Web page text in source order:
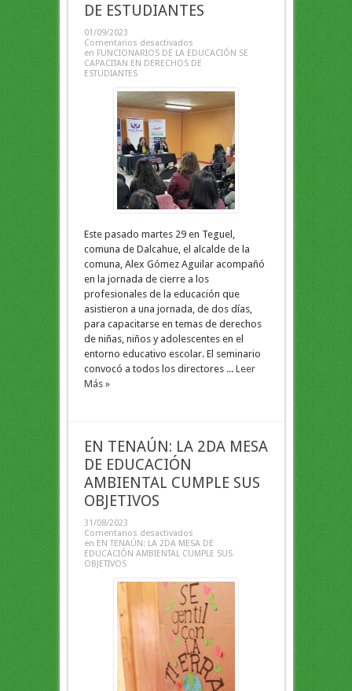
DE ESTUDIANTES
01/09/2023
Comentarios desactivados
en FUNCIONARIOS DE LA EDUCACIÓN SE
CAPACITAN EN DERECHOS DE
ESTUDIANTES
Este pasado martes 29 en Teguel,
comuna de Dalcahue, el alcalde de la
comuna, Alex Gómez Aguilar acompañó
en la jornada de cierre a los
profesionales de la educación que
asistieron a una jornada, de dos días,
para capacitarse en temas de derechos
de niñas, niños y adolescentes en el
entorno educativo escolar. El seminario
convocó a todos los directores ... Leer
Más »
EN TENAÚN: LA 2DA MESA
DE EDUCACIÓN
AMBIENTAL CUMPLE SUS
OBJETIVOS
31/08/2023
Comentarios desactivados
en EN TENAÚN: LA 2DA MESA DE
EDUCACIÓN AMBIENTAL CUMPLE SUS
OBJETIVOS